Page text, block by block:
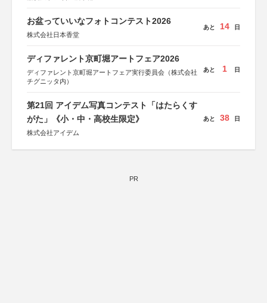
お盆っていいなフォトコンテスト2026
株式会社日本香堂
あと 14 日
ディファレント京町堀アートフェア2026
ディファレント京町堀アートフェア実行委員会（株式会社
チグニッタ内）
あと 1 日
第21回 アイデム写真コンテスト「はたらくす
がた」《小・中・高校生限定》
株式会社アイデム
あと 38 日
PR